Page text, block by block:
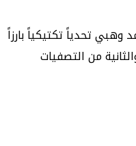
تحدياً تكتيكياً بارزاً
من التصفيات